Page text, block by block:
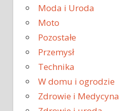
Moda i Uroda
Moto
Pozostałe
Przemysł
Technika
W domu i ogrodzie
Zdrowie i Medycyna